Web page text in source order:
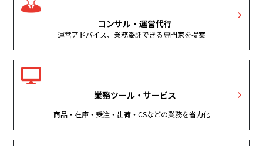
コンサル・運営代行
運営アドバイス、業務委託できる専門家を提案
業務ツール・サービス
商品・在庫・受注・出荷・CSなどの業務を省力化